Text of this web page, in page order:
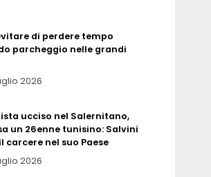
di perdere tempo
parcheggio nelle grandi
2026
ucciso nel Salernitano,
un 26enne tunisino: Salvini
carcere nel suo Paese
2026